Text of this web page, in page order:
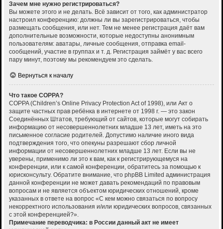
Зачем мне нужно регистрироваться?
Вы можете этого и не делать. Всё зависит от того, как администратор
настроил конференцию: должны ли вы зарегистрироваться, чтобы
размещать сообщения, или нет. Тем не менее регистрация даёт вам
дополнительные возможности, которые недоступны анонимным
пользователям: аватары, личные сообщения, отправка email-
сообщений, участие в группах и т. д. Регистрация займёт у вас всего
пару минут, поэтому мы рекомендуем это сделать.
Вернуться к началу
Что такое COPPA?
COPPA (Children’s Online Privacy Protection Act of 1998), или Акт о
защите частных прав ребёнка в интернете от 1998 г. — это закон
Соединённых Штатов, требующий от сайтов, которые могут собирать
информацию от несовершеннолетних младше 13 лет, иметь на это
письменное согласие родителей. Допустимо наличие иного вида
подтверждения того, что опекуны разрешают сбор личной
информации от несовершеннолетних младше 13 лет. Если вы не
уверены, применимо ли это к вам, как к регистрирующемуся на
конференции, или к самой конференции, обратитесь за помощью к
юрисконсульту. Обратите внимание, что phpBB Limited администрация
данной конференции не может давать рекомендаций по правовым
вопросам и не является объектом юридических отношений, кроме
указанных в ответе на вопрос «С кем можно связаться по вопросу
некорректного использования и/или юридических вопросов, связанных
с этой конференцией?».
Примечание переводчика: в России данный акт не имеет